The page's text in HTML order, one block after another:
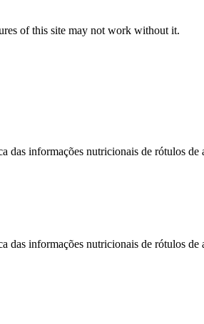
of this site may not work without it.
das informações nutricionais de rótulos de
das informações nutricionais de rótulos de